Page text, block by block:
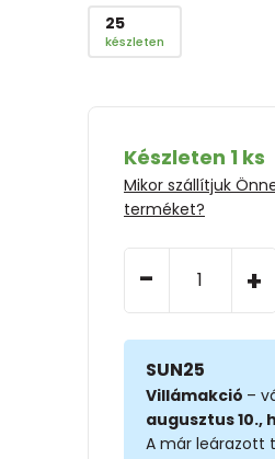
25
készleten
Készleten 1 ks
Mikor szállítjuk
terméket?
- +
SUN25
Villámakció –
augusztus 10.,
A már leárazott